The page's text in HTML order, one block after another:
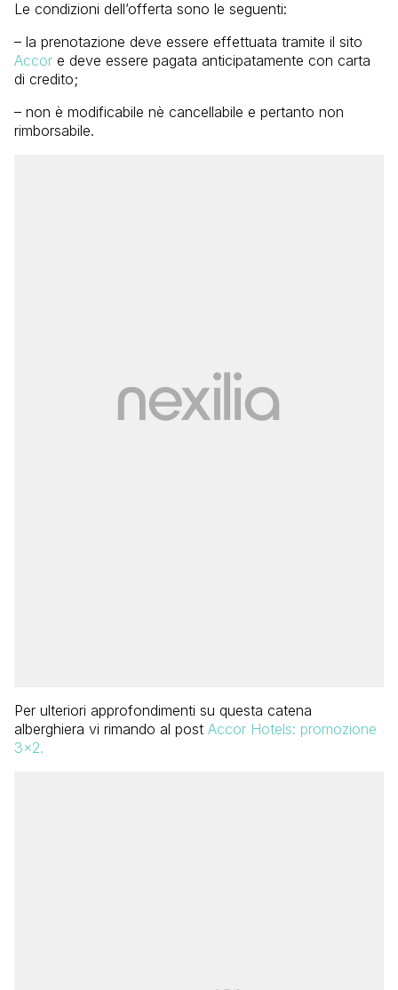
Le condizioni dell’offerta sono le seguenti:
– la prenotazione deve essere effettuata tramite il sito
Accor e deve essere pagata anticipatamente con carta
di credito;
– non è modificabile nè cancellabile e pertanto non
rimborsabile.
Per ulteriori approfondimenti su questa catena
alberghiera vi rimando al post Accor Hotels: promozione
3×2.